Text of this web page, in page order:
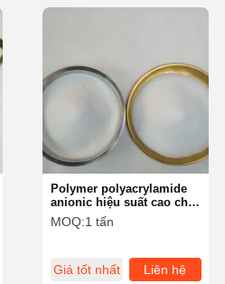
Polymer polyacrylamide
anionic hiệu suất cao cho
nhu cầu xử lý nước tối ưu
MOQ:1 tấn
Giá tốt nhất Liên hệ